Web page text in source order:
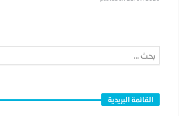
القائمة البريدية